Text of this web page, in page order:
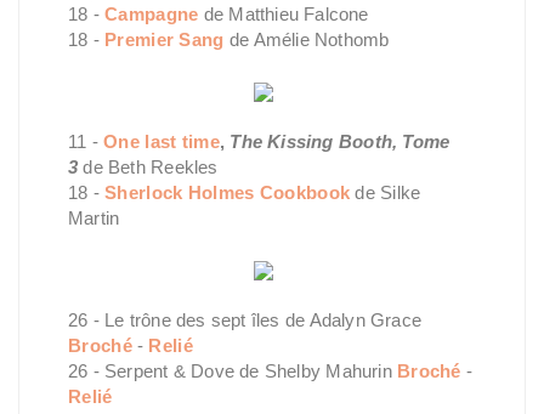
18 -Campagne de Matthieu Falcone
18 - Premier Sang de Amélie Nothomb
11 -One last time, The Kissing Booth, Tome
3de Beth Reekles
18 -Sherlock Holmes Cookbook de Silke
Martin
26 - Le trône des sept îles de Adalyn Grace
Broché- Relié
26 - Serpent & Dove de Shelby Mahurin Broché -
Relié